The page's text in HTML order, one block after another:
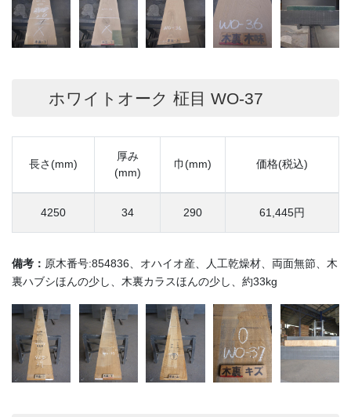
ホワイトオーク 柾目 WO-37
長さ(mm)
厚み
(mm)
巾(mm) 価格(税込)
4250 34 290 61,445円
備考： 原木番号:854836、オハイオ産、人工乾燥材、両面無節、木
裏ハブシほんの少し、木裏カラスほんの少し、約33kg